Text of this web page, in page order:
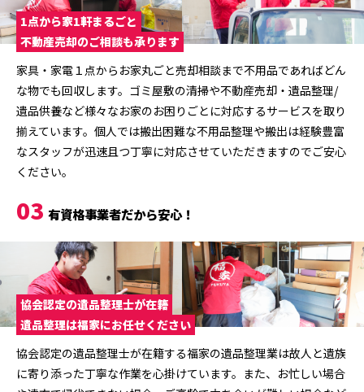
1点から家1軒まるごと
不動産売却のご相談も承ります
家具・家電１点からお家丸ごと売却相談まで不用品であればどん
な物でも回収します。ゴミ屋敷の清掃や不動産売却・遺品整理/
遺品供養など様々なお家のお困りごとに対応するサービスを取り
揃えています。個人では搬出困難な不用品整理や搬出は経験豊富
なスタッフが迅速且つ丁寧に対応させていただきますのでご安心
ください。
03 有資格事業者だから安心！
協会認定の遺品整理士が在籍
遺品整理は福家にお任せください
協会認定の遺品整理士が在籍する福家の遺品整理業は故人と遺族
に寄り添った丁寧な作業を心掛けています。また、お忙しい場合